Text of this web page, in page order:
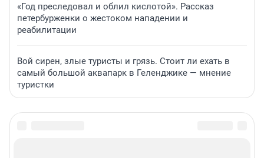
«Год преследовал и облил кислотой». Рассказ
петербурженки о жестоком нападении и
реабилитации
Вой сирен, злые туристы и грязь. Стоит ли ехать в
самый большой аквапарк в Геленджике — мнение
туристки